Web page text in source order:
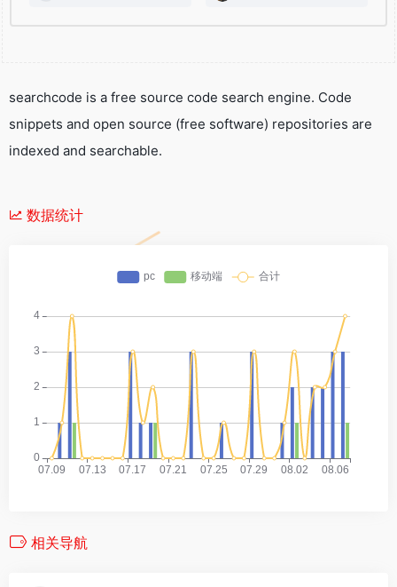
searchcode is a free source code search engine. Code
snippets and open source (free software) repositories are
indexed and searchable.
数据统计
相关导航